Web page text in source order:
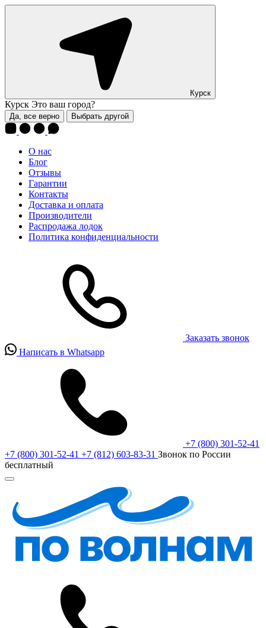
Курск
Курск Это ваш город?
Да, все верно Выбрать другой
О нас
Блог
Отзывы
Гарантии
Контакты
Доставка и оплата
Производители
Распродажа лодок
Политика конфиденциальности
Заказать звонок
Написать в Whatsapp
+7 (800) 301-52-41
+7 (800) 301-52-41 +7 (812) 603-83-31 Звонок по России
бесплатный